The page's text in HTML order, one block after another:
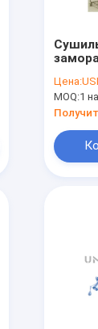
брызг
более
Цена:
MOQ:1